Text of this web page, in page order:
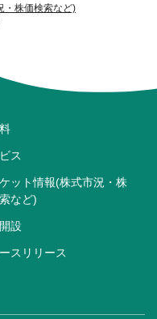
・株価検索など)
ス
ット情報(株式市況・株
など)
設
スリリース